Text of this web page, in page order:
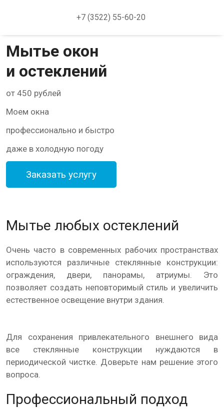
+7 (3522) 55-60-20
Мытье окон
и остеклений
от 450 рублей
Моем окна
профессионально и быстро
даже в холодную погоду
Заказать услугу
Мытье любых остеклений
Очень часто в современных рабочих пространствах
используются различные стеклянные конструкции:
ограждения, двери, панорамы, атриумы. Это
позволяет создать неповторимый стиль и увеличить
естественное освещение внутри здания.
Для сохранения привлекательного внешнего вида
все стеклянные конструкции нуждаются в
периодической чистке. Доверьте нам решение этого
вопроса.
Профессиональный подход